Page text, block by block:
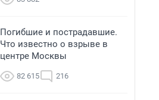
Погибшие и пострадавшие.
Что известно о взрыве в
центре Москвы
82 615 216